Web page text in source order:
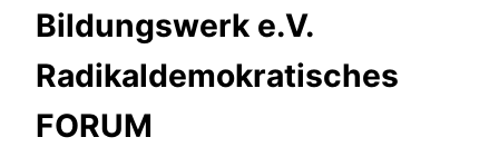
Bildungswerk e.V.
Radikaldemokratisches
FORUM